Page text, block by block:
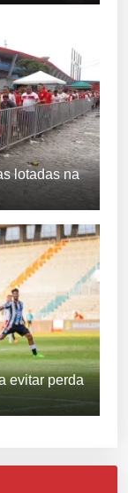
lotadas na
evitar perda